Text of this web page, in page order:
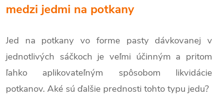
medzi jedmi na potkany
Jed na potkany vo forme pasty dávkovanej v
jednotlivých sáčkoch je veľmi účinným a pritom
ľahko aplikovateľným spôsobom likvidácie
potkanov. Aké sú ďalšie prednosti tohto typu jedu?